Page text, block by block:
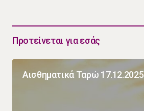
Προτείνεται για εσάς
Αισθηματικά Ταρώ 17.12.2025